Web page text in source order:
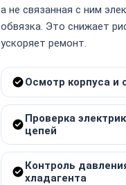
а не связанная с ним
обвязка. Это снижает
ускоряет ремонт.
Осмотр корпуса и
Проверка
цепей
Контроль
хладагента